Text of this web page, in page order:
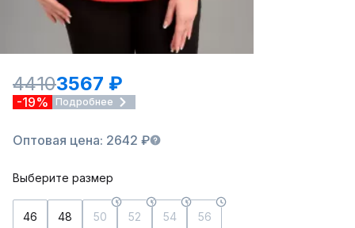
44103567 ₽
-19% Подробнее
Оптовая цена: 2642 ₽
Выберите размер
46 48 50 52 54 56